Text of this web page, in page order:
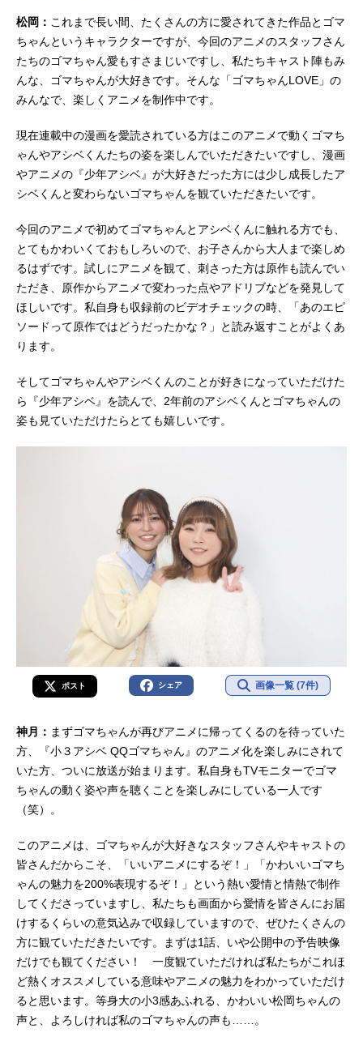
松岡： これまで長い間、たくさんの方に愛されてきた作品とゴマ
ちゃんというキャラクターですが、今回のアニメのスタッフさん
たちのゴマちゃん愛もすさまじいですし、私たちキャスト陣もみ
んな、ゴマちゃんが大好きです。そんな「ゴマちゃんLOVE」の
みんなで、楽しくアニメを制作中です。
現在連載中の漫画を愛読されている方はこのアニメで動くゴマち
ゃんやアシベくんたちの姿を楽しんでいただきたいですし、漫画
やアニメの『少年アシベ』が大好きだった方には少し成長したア
シベくんと変わらないゴマちゃんを観ていただきたいです。
今回のアニメで初めてゴマちゃんとアシベくんに触れる方でも、
とてもかわいくておもしろいので、お子さんから大人まで楽しめ
るはずです。試しにアニメを観て、刺さった方は原作も読んでい
ただき、原作からアニメで変わった点やアドリブなどを発見して
ほしいです。私自身も収録前のビデオチェックの時、「あのエピ
ソードって原作ではどうだったかな？」と読み返すことがよくあ
ります。
そしてゴマちゃんやアシベくんのことが好きになっていただけた
ら『少年アシベ』を読んで、2年前のアシベくんとゴマちゃんの
姿も見ていただけたらとても嬉しいです。
ポスト シェア 画像一覧 (7件)
神月： まずゴマちゃんが再びアニメに帰ってくるのを待っていた
方、『小３アシベ QQゴマちゃん』のアニメ化を楽しみにされて
いた方、ついに放送が始まります。私自身もTVモニターでゴマ
ちゃんの動く姿や声を聴くことを楽しみにしている一人です
（笑）。
このアニメは、ゴマちゃんが大好きなスタッフさんやキャストの
皆さんだからこそ、「いいアニメにするぞ！」「かわいいゴマち
ゃんの魅力を200%表現するぞ！」という熱い愛情と情熱で制作
してくださっていますし、私たちも画面から愛情を皆さんにお届
けするくらいの意気込みで収録していますので、ぜひたくさんの
方に観ていただきたいです。まずは1話、いや公開中の予告映像
だけでも観てください！ 一度観ていただければ私たちがこれほ
ど熱くオススメしている意味やアニメの魅力をわかっていただけ
ると思います。等身大の小3感あふれる、かわいい松岡ちゃんの
声と、よろしければ私のゴマちゃんの声も……。